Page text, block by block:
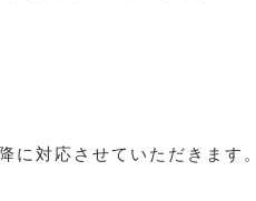
対応させていただきます。